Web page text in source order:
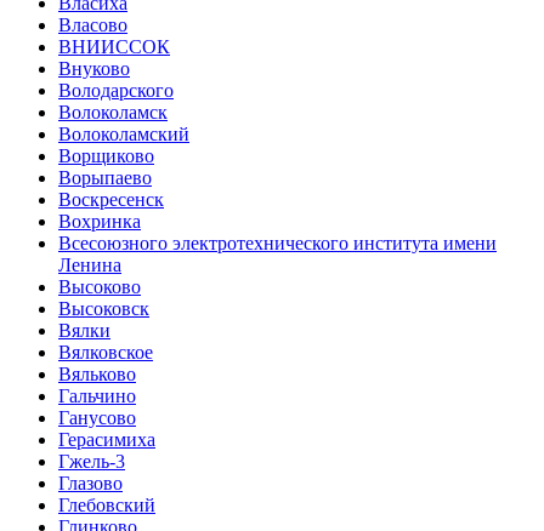
Власово
ВНИИССОК
Внуково
Володарского
Волоколамск
Волоколамский
Ворщиково
Ворыпаево
Воскресенск
Вохринка
Всесоюзного электротехнического института имени
Ленина
Высоково
Высоковск
Вялки
Вялковское
Вяльково
Гальчино
Ганусово
Герасимиха
Гжель-3
Глазово
Глебовский